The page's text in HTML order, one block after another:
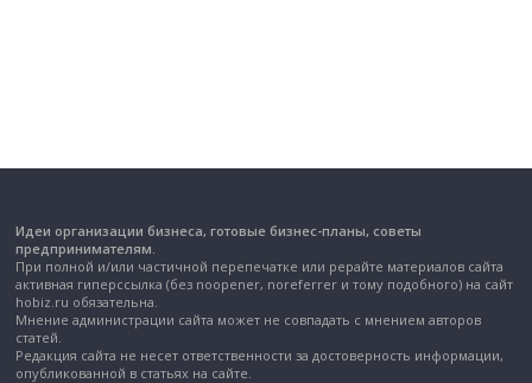
Идеи организации бизнеса, готовые бизнес-планы, советы
предпринимателям.
При полной и/или частичной перепечатке или рерайте материалов сайта
активная гиперссылка (без noopener, noreferrer и тому подобного) на сайт
hobiz.ru обязательна.
Мнение администрации сайта может не совпадать с мнением авторов
статей.
Редакция сайта не несет ответственности за достоверность информации,
опубликованной в статьях на сайте.